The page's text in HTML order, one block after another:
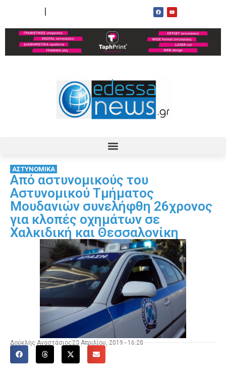
ΑΣΤΥΝΟΜΙΚΑ
Aπό αστυνομικούς του
Αστυνομικού Τμήματος
Μουδανιών συνελήφθη 26χρονος
για κλοπές οχημάτων σε
Χαλκιδική και Θεσσαλονίκη
Δούκλης Αναστάσιος 23 Απριλίου, 2019 - 16:28